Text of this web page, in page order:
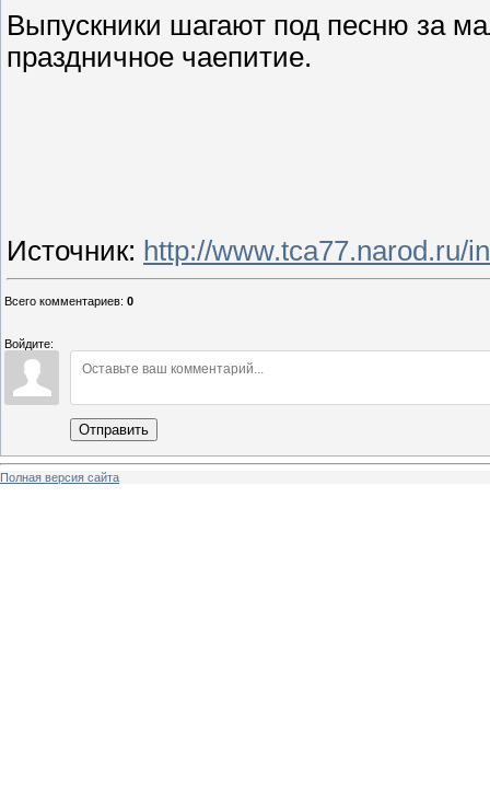
Выпускники шагают под песню за
праздничное чаепитие.
Источник: http://www.tca77.narod.ru/
Всего комментариев: 0
Войдите:
Отправить
Полная версия сайта